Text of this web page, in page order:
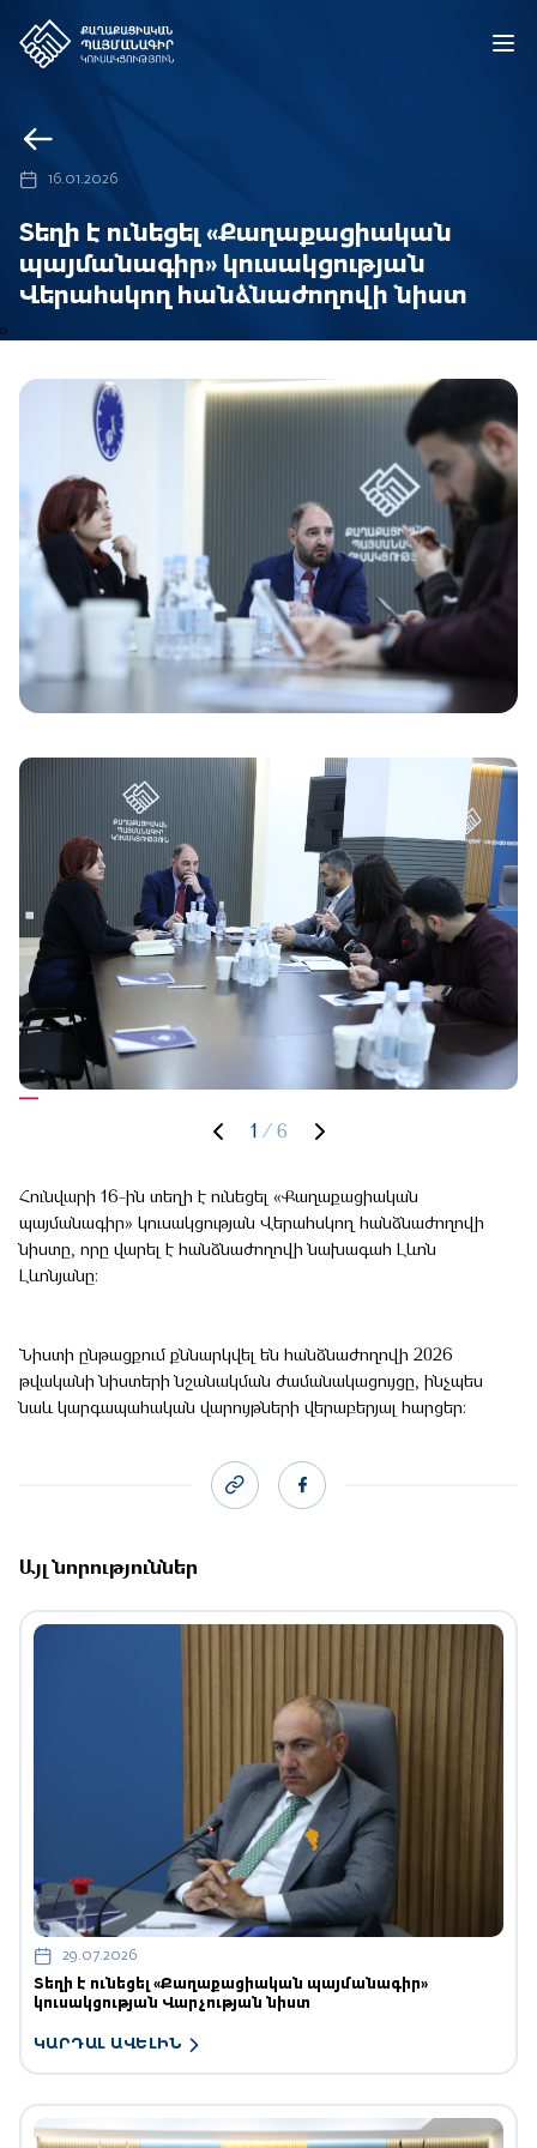
16.01.2026
Տեղի է ունեցել «Քաղաքացիական
պայմանագիր» կուսակցության
Վերահսկող հանձնաժողովի նիստ
1 / 6
Հունվարի 16-ին տեղի է ունեցել «Քաղաքացիական
պայմանագիր» կուսակցության Վերահսկող հանձնաժողովի
նիստը, որը վարել է հանձնաժողովի նախագահ Լևոն
Լևոնյանը։
Նիստի ընթացքում քննարկվել են հանձնաժողովի 2026
թվականի նիստերի նշանակման ժամանակացույցը, ինչպես
նաև կարգապահական վարույթների վերաբերյալ հարցեր:
Այլ նորություններ
29.07.2026
Տեղի է ունեցել «Քաղաքացիական պայմանագիր»
կուսակցության Վարչության նիստ
ԿԱՐԴԱԼ ԱՎԵԼԻՆ